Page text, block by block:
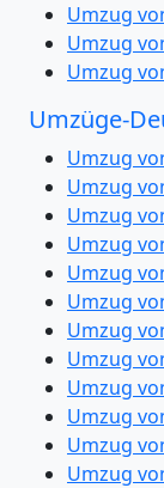
Umzug
Umzug
Umzug
Umzüge-
Umzug
Umzug
Umzug
Umzug
Umzug
Umzug
Umzug
Umzug
Umzug
Umzug
Umzug
Umzug